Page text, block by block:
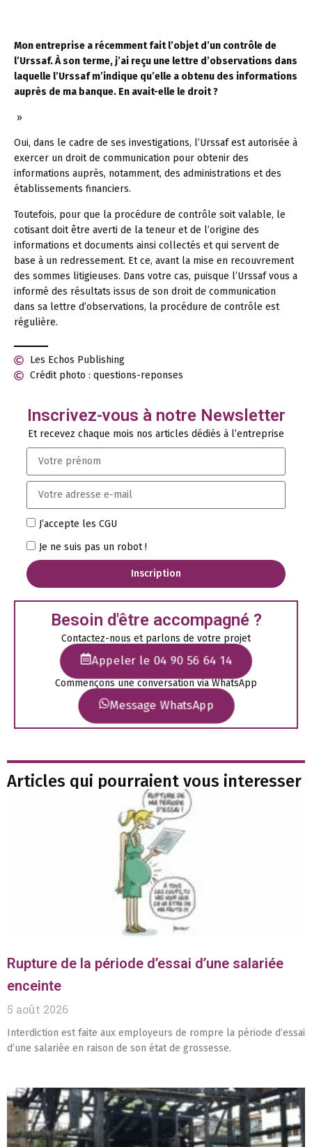
Mon entreprise a récemment fait l’objet d’un contrôle de
l’Urssaf. À son terme, j’ai reçu une lettre d’observations dans
laquelle l’Urssaf m’indique qu’elle a obtenu des informations
auprès de ma banque. En avait-elle le droit ?
»
Oui, dans le cadre de ses investigations, l’Urssaf est autorisée à
exercer un droit de communication pour obtenir des
informations auprès, notamment, des administrations et des
établissements financiers.
Toutefois, pour que la procédure de contrôle soit valable, le
cotisant doit être averti de la teneur et de l’origine des
informations et documents ainsi collectés et qui servent de
base à un redressement. Et ce, avant la mise en recouvrement
des sommes litigieuses. Dans votre cas, puisque l’Urssaf vous a
informé des résultats issus de son droit de communication
dans sa lettre d’observations, la procédure de contrôle est
régulière.
Les Echos Publishing
Crédit photo : questions-reponses
Inscrivez-vous à notre Newsletter
Et recevez chaque mois nos articles dédiés à l’entreprise
J’accepte les CGU
Je ne suis pas un robot !
Inscription
Besoin d'être accompagné ?
Contactez-nous et parlons de votre projet
Appeler le 04 90 56 64 14
Commençons une conversation via WhatsApp
Message WhatsApp
Articles qui pourraient vous interesser
Rupture de la période d’essai d’une salariée
enceinte
5 août 2026
Interdiction est faite aux employeurs de rompre la période d’essai
d’une salariée en raison de son état de grossesse.